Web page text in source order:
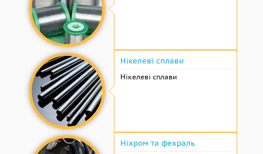
Нікелеві сплави
Нікелеві сплави
Ніхром та фехраль